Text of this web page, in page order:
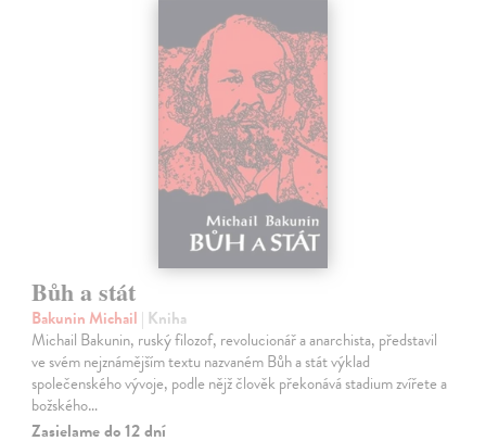
Bůh a stát
Bakunin Michail | Kniha
Michail Bakunin, ruský filozof, revolucionář a anarchista, představil
ve svém nejznámějším textu nazvaném Bůh a stát výklad
společenského vývoje, podle nějž člověk překonává stadium zvířete a
božského…
Zasielame do 12 dní